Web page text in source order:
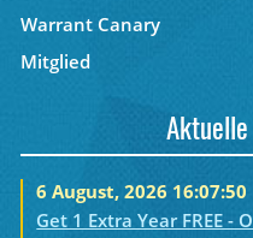
Warrant Canary
Mitglied
Aktuelle
6 August, 2026 16:07:50
Get 1 Extra Year FREE -